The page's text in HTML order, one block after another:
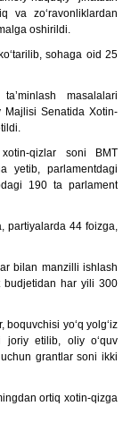
va zo‘ravonliklardan
oshirildi.
sohaga oid 25
masalalari
Majlisi Senatida Xotin-
qizlar soni BMT
yetib, parlamentdagi
190 ta parlament
partiyalarda 44 foizga,
bilan manzilli ishlash
budjetidan har yili 300
yo‘q yolg‘iz
joriy etilib, oliy o‘quv
grantlar soni ikki
ortiq xotin-qizga